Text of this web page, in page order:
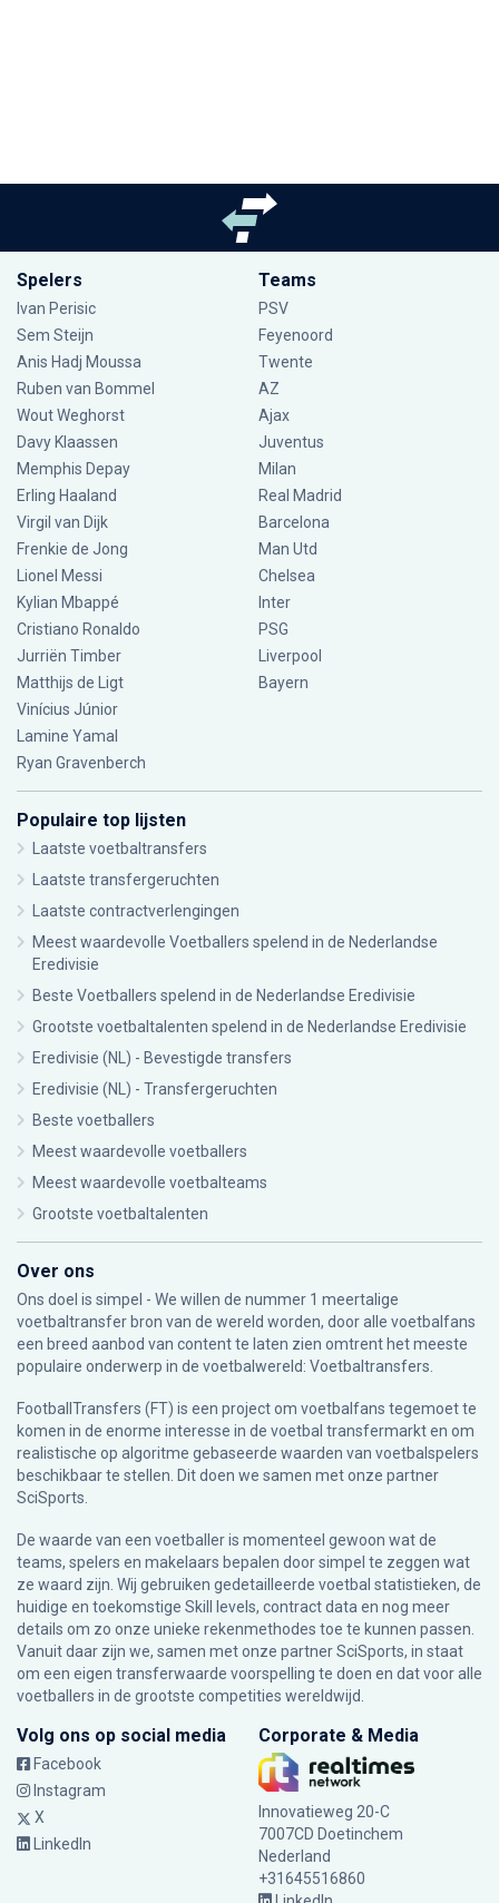
Spelers
Ivan Perisic
Sem Steijn
Anis Hadj Moussa
Ruben van Bommel
Wout Weghorst
Davy Klaassen
Memphis Depay
Erling Haaland
Virgil van Dijk
Frenkie de Jong
Lionel Messi
Kylian Mbappé
Cristiano Ronaldo
Jurriën Timber
Matthijs de Ligt
Vinícius Júnior
Lamine Yamal
Ryan Gravenberch
Teams
PSV
Feyenoord
Twente
AZ
Ajax
Juventus
Milan
Real Madrid
Barcelona
Man Utd
Chelsea
Inter
PSG
Liverpool
Bayern
Populaire top lijsten
Laatste voetbaltransfers
Laatste transfergeruchten
Laatste contractverlengingen
Meest waardevolle Voetballers spelend in de Nederlandse
Eredivisie
Beste Voetballers spelend in de Nederlandse Eredivisie
Grootste voetbaltalenten spelend in de Nederlandse Eredivisie
Eredivisie (NL) - Bevestigde transfers
Eredivisie (NL) - Transfergeruchten
Beste voetballers
Meest waardevolle voetballers
Meest waardevolle voetbalteams
Grootste voetbaltalenten
Over ons
Ons doel is simpel - We willen de nummer 1 meertalige
voetbaltransfer bron van de wereld worden, door alle voetbalfans
een breed aanbod van content te laten zien omtrent het meeste
populaire onderwerp in de voetbalwereld: Voetbaltransfers.
FootballTransfers (FT) is een project om voetbalfans tegemoet te
komen in de enorme interesse in de voetbal transfermarkt en om
realistische op algoritme gebaseerde waarden van voetbalspelers
beschikbaar te stellen. Dit doen we samen met onze partner
SciSports
De waarde van een voetballer is momenteel gewoon wat de
teams, spelers en makelaars bepalen door simpel te zeggen wat
ze waard zijn. Wij gebruiken gedetailleerde voetbal statistieken, de
huidige en toekomstige Skill levels, contract data en nog meer
details om zo onze unieke rekenmethodes toe te kunnen passen.
Vanuit daar zijn we, samen met onze partner SciSports, in staat
om een eigen transferwaarde voorspelling te doen en dat voor alle
voetballers in de grootste competities wereldwijd.
Volg ons op social media
Facebook
Instagram
X
LinkedIn
Corporate & Media
Innovatieweg 20-C
7007CD Doetinchem
Nederland
+31645516860